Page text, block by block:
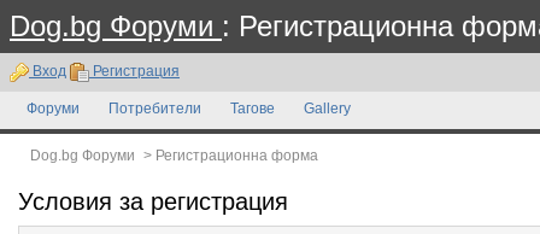
Dog.bg Форуми : Регистрационна
Вход Регистрация
Форуми Потребители Тагове Gallery
Dog.bg Форуми > Регистрационна форма
Условия за регистрация